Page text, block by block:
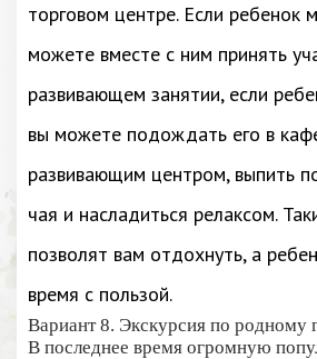
торговом центре. Если ребенок
можете вместе с ним принять
развивающем занятии, если
вы можете подождать его в
развивающим центром, выпить
чая и насладиться релаксом.
позволят вам отдохнуть, а
время с пользой.
Вариант 8. Экскурсия по родному
В последнее время огромную